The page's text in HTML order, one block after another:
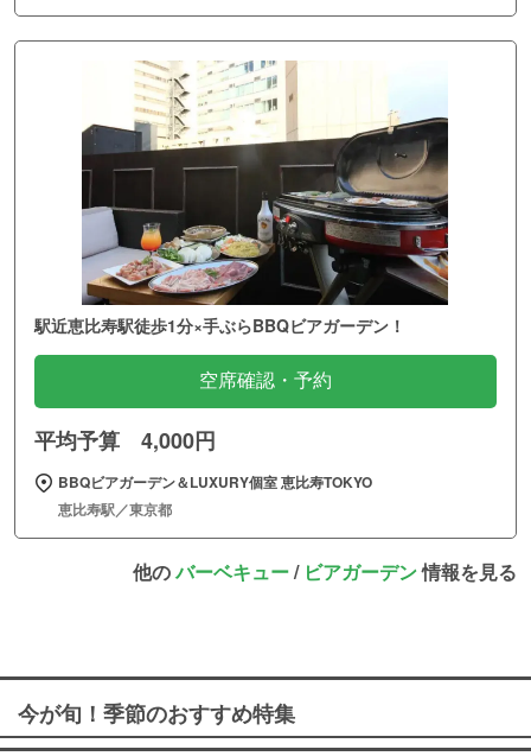
駅近恵比寿駅徒歩1分×手ぶらBBQビアガーデン！
空席確認・予約
平均予算 4,000円
BBQビアガーデン＆LUXURY個室 恵比寿TOKYO
恵比寿駅／東京都
他のバーベキュー/ ビアガーデン情報を見る
今が旬！季節のおすすめ特集